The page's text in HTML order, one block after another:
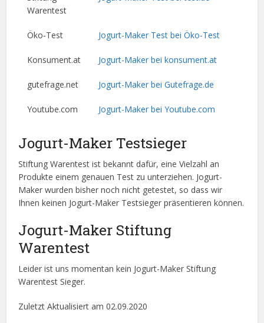
Warentest
Öko-Test Jogurt-Maker Test bei Öko-Test
Konsument.at Jogurt-Maker bei konsument.at
gutefrage.net Jogurt-Maker bei Gutefrage.de
Youtube.com Jogurt-Maker bei Youtube.com
Jogurt-Maker Testsieger
Stiftung Warentest ist bekannt dafür, eine Vielzahl an
Produkte einem genauen Test zu unterziehen. Jogurt-
Maker wurden bisher noch nicht getestet, so dass wir
Ihnen keinen Jogurt-Maker Testsieger präsentieren können.
Jogurt-Maker Stiftung
Warentest
Leider ist uns momentan kein Jogurt-Maker Stiftung
Warentest Sieger.
Zuletzt Aktualisiert am 02.09.2020